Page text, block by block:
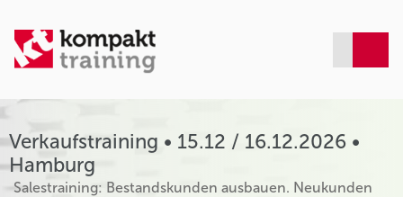
Verkaufstraining • 15.12 / 16.12.2026 •
Hamburg
Salestraining: Bestandskunden ausbauen. Neukunden